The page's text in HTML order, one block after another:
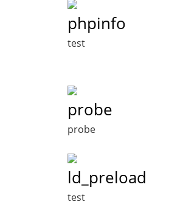
phpinfo
test
probe
probe
ld_preload
test